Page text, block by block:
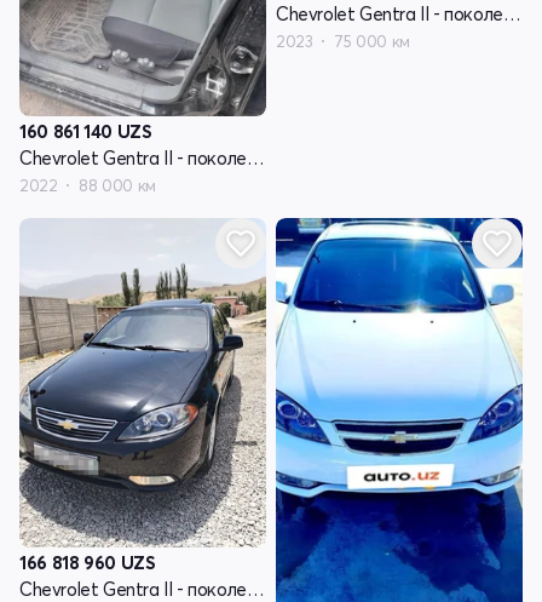
160 861 140 UZS
Chevrolet Gentra II - поколение
2022 88 000 км
Chevrolet Gentra II - поколение
2023 75 000 км
166 818 960 UZS
Chevrolet Gentra II - поколение